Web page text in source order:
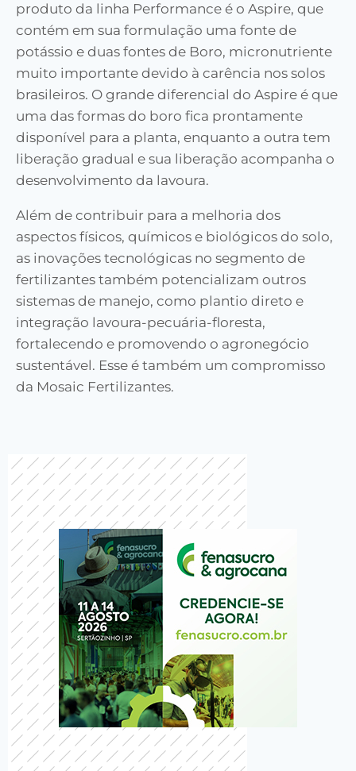
produto da linha Performance é o Aspire, que
contém em sua formulação uma fonte de
potássio e duas fontes de Boro, micronutriente
muito importante devido à carência nos solos
brasileiros. O grande diferencial do Aspire é que
uma das formas do boro fica prontamente
disponível para a planta, enquanto a outra tem
liberação gradual e sua liberação acompanha o
desenvolvimento da lavoura.
Além de contribuir para a melhoria dos
aspectos físicos, químicos e biológicos do solo,
as inovações tecnológicas no segmento de
fertilizantes também potencializam outros
sistemas de manejo, como plantio direto e
integração lavoura-pecuária-floresta,
fortalecendo e promovendo o agronegócio
sustentável. Esse é também um compromisso
da Mosaic Fertilizantes.